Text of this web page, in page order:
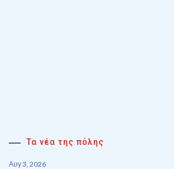
Τα νέα της πόλης
Αυγ 3, 2026